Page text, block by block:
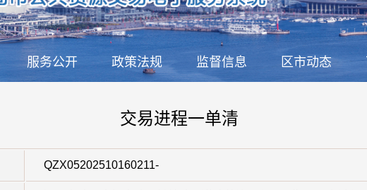
服务公开 政策法规 监督信息 区市动态
交易进程一单清
QZX05202510160211-